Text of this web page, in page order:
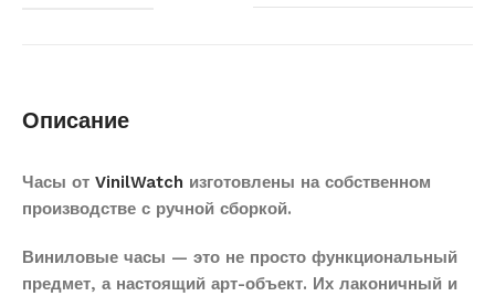
Описание
Часы от VinilWatch изготовлены на собственном
производстве с ручной сборкой.
Виниловые часы — это не просто функциональный
предмет, а настоящий арт-объект. Их лаконичный и